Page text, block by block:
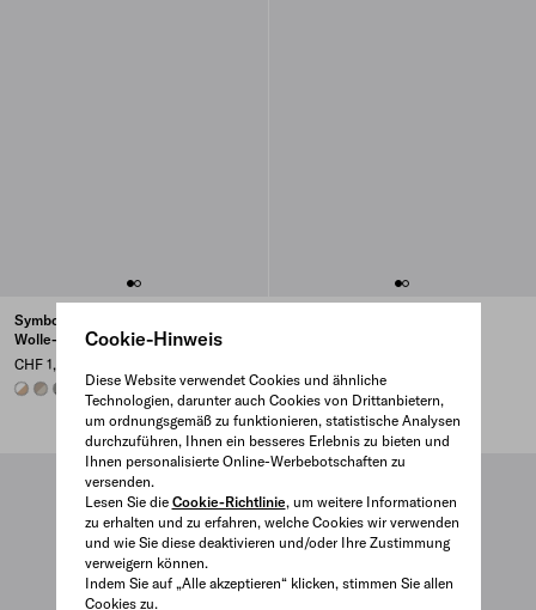
Cookie-Hinweis
Diese Website verwendet Cookies und ähnliche
Technologien, darunter auch Cookies von Drittanbietern,
um ordnungsgemäß zu funktionieren, statistische Analysen
durchzuführen, Ihnen ein besseres Erlebnis zu bieten und
Ihnen personalisierte Online-Werbebotschaften zu
versenden.
Lesen Sie die Cookie-Richtlinie, um weitere Informationen
zu erhalten und zu erfahren, welche Cookies wir verwenden
und wie Sie diese deaktivieren und/oder Ihre Zustimmung
verweigern können.
Indem Sie auf „Alle akzeptieren“ klicken, stimmen Sie allen
Cookies zu.
Symbole Decke aus Kaschmir-
Wolle-Doppelgewebe
CHF 1,650
SAND/WHITE
PUMICE/CLAY GRAY
BLACK/SLATE GRAY PINKLIME GREEN
SUNNY YELLOW
DEMNÄCHST ONLINE ERHÄLTLICH